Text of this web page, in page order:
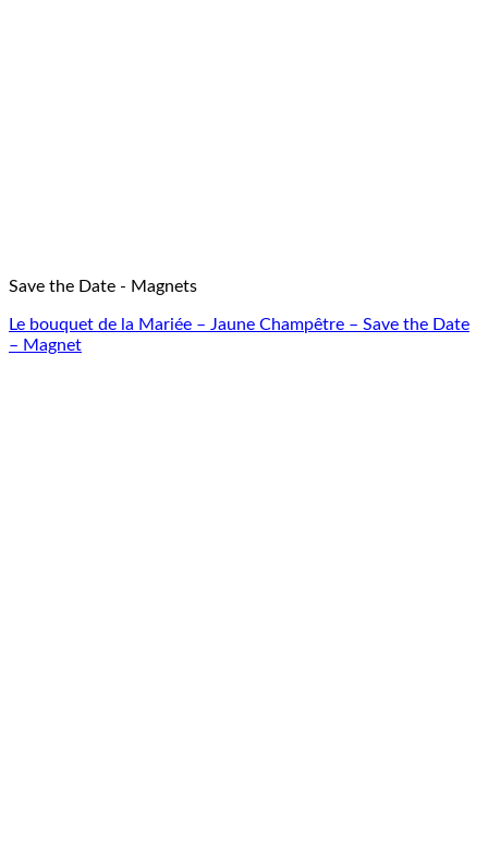
Save the Date - Magnets
Le bouquet de la Mariée – Jaune Champêtre – Save the Date
– Magnet